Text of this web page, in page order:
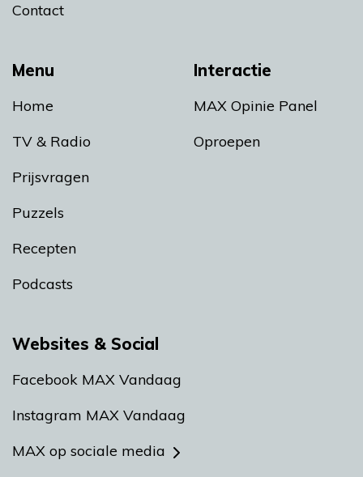
Menu
Home
TV & Radio
Prijsvragen
Puzzels
Recepten
Podcasts
Interactie
MAX Opinie Panel
Oproepen
Contact
Websites & Social
Facebook MAX Vandaag
Instagram MAX Vandaag
MAX op sociale media